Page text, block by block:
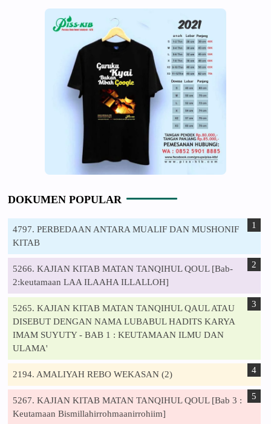
DOKUMEN POPULAR
4797. PERBEDAAN ANTARA MUALIF DAN MUSHONIF
KITAB
5266. KAJIAN KITAB MATAN TANQIHUL QOUL [Bab-
2:keutamaan LAA ILAAHA ILLALLOH]
5265. KAJIAN KITAB MATAN TANQIHUL QAUL ATAU
DISEBUT DENGAN NAMA LUBABUL HADITS KARYA
IMAM SUYUTY - BAB 1 : KEUTAMAAN ILMU DAN
ULAMA'
2194. AMALIYAH REBO WEKASAN (2)
5267. KAJIAN KITAB MATAN TANQIHUL QOUL [Bab 3 :
Keutamaan Bismillahirrohmaanirrohiim]